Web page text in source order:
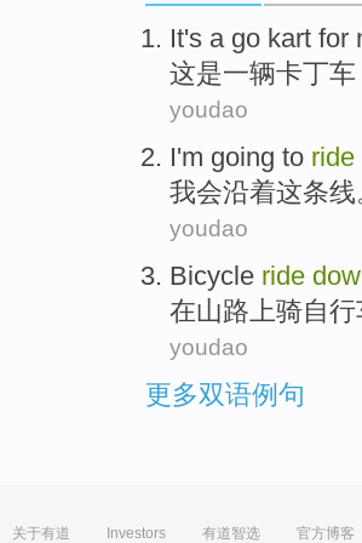
It's a go kart for
这是一辆卡丁
youdao
I'm going to ride
我会沿着这条线
youdao
Bicycle ride
在山路 上骑自行
youdao
更多双语例句
关于有道 Investors 有道智选 官方博客